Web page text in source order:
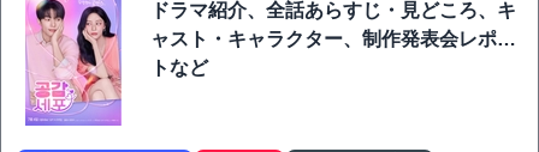
ドラマ紹介、全話あらすじ・見どころ、キ
ャスト・キャラクター、制作発表会レポー
トなど